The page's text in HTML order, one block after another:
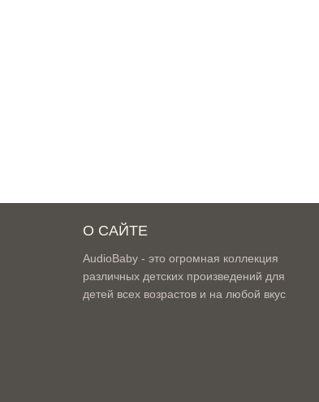
О САЙТЕ
AudioBaby - это огромная коллекция
различных детских произведений для
детей всех возрастов и на любой вкус